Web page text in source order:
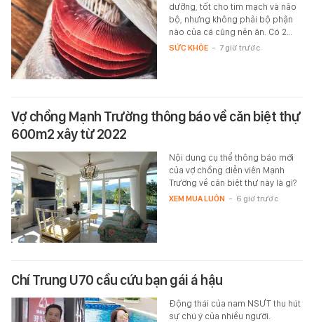
dưỡng, tốt cho tim mạch và não
bộ, nhưng không phải bộ phận
nào của cá cũng nên ăn. Có 2…
SỨC KHỎE - 7 giờ trước
Vợ chồng Mạnh Trường thông báo về căn biệt thự
600m2 xây từ 2022
Nội dung cụ thể thông báo mới
của vợ chồng diễn viên Mạnh
Trường về căn biệt thự này là gì?
XEM MUA LUÔN - 6 giờ trước
Chí Trung U70 cầu cứu bạn gái á hậu
Động thái của nam NSƯT thu hút
sự chú ý của nhiều người.